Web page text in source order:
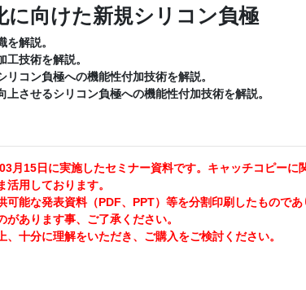
向けた新規シリコン負極
解説。
技術を解説。
コン負極への機能性付加技術を解説。
させるシリコン負極への機能性付加技術を解説。
月15日に実施したセミナー資料です。キャッチコピーに
用しております。
能な発表資料（PDF、PPT）等を分割印刷したものであ
があります事、ご了承ください。
十分に理解をいただき、ご購入をご検討ください。